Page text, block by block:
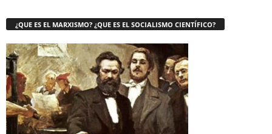
¿QUE ES EL MARXISMO? ¿QUE ES EL SOCIALISMO CIENTÍFICO?